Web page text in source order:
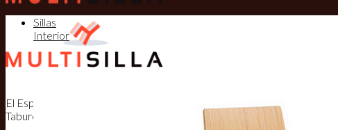
El Especialista en Sillas, Mesas y
Taburetes
Sillas
Interior